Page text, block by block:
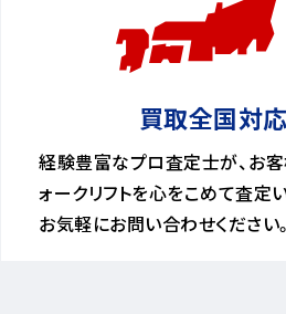
買取全国対応
経験豊富なプロ査定士が、お
ォークリフトを心をこめて査定
お気軽にお問い合わせください。